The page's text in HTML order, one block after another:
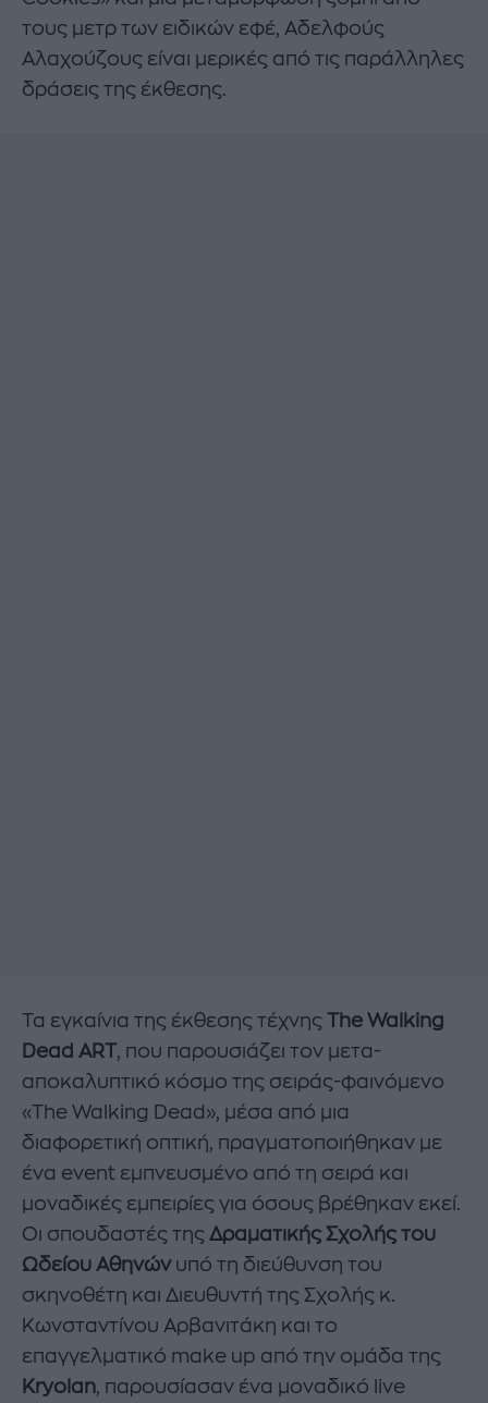
τους μετρ των ειδικών εφέ, Αδελφούς
Αλαχούζους είναι μερικές από τις παράλληλες
δράσεις της έκθεσης.
Τα εγκαίνια της έκθεσης τέχνης The Walking
Dead ART, που παρουσιάζει τον μετα-
αποκαλυπτικό κόσμο της σειράς-φαινόμενο
«The Walking Dead», μέσα από μια
διαφορετική οπτική, πραγματοποιήθηκαν με
ένα event εμπνευσμένο από τη σειρά και
μοναδικές εμπειρίες για όσους βρέθηκαν εκεί.
Οι σπουδαστές της Δραματικής Σχολής του
Ωδείου Αθηνώνυπό τη διεύθυνση του
σκηνοθέτη και Διευθυντή της Σχολής κ.
Κωνσταντίνου Αρβανιτάκη και το
επαγγελματικό make up από την ομάδα της
Kryolan, παρουσίασαν ένα μοναδικό live